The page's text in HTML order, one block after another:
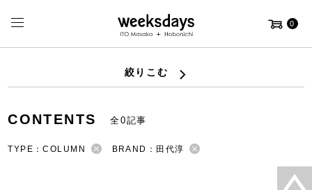
0
絞りこむ
CONTENTS 全0記事
TYPE：COLUMN BRAND：田代淳